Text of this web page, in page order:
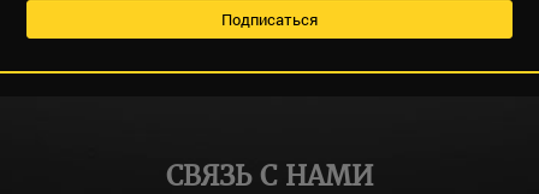
СВЯЗЬ С НАМИ